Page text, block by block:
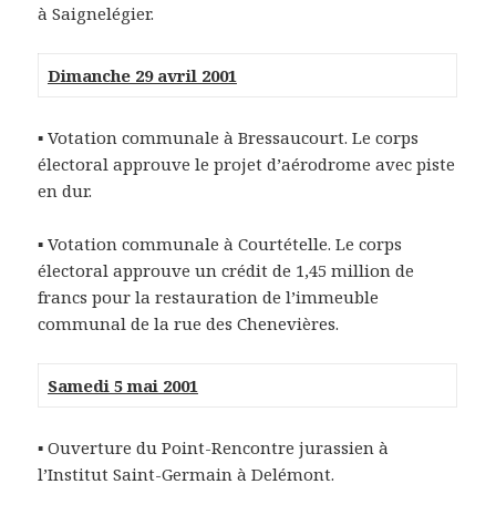
à Saignelégier.
Dimanche 29 avril 2001
▪ Votation communale à Bressaucourt. Le corps
électoral approuve le projet d’aérodrome avec piste
en dur.
▪ Votation communale à Courtételle. Le corps
électoral approuve un crédit de 1,45 million de
francs pour la restauration de l’immeuble
communal de la rue des Chenevières.
Samedi 5 mai 2001
▪ Ouverture du Point-Rencontre jurassien à
l’Institut Saint-Germain à Delémont.